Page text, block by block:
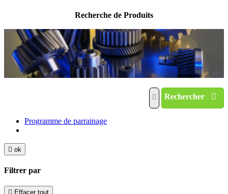
Recherche de Produits
Rechercher
Programme de parrainage
 ok
Filtrer par
 Effacer tout